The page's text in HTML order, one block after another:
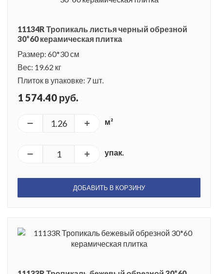
11134R Тропикаль листья черный обрезной
30*60 керамическая плитка
Размер: 60*30 см
Вес: 19.62 кг
Плиток в упаковке: 7 шт.
1 574.40 руб.
м²
упак.
ДОБАВИТЬ В КОРЗИНУ